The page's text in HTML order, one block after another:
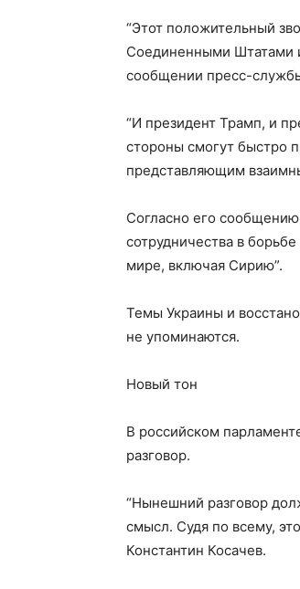
“Этот положительный
Соединенными Штатами
сообщении пресс-
“И президент Трамп, и
стороны смогут быстро
представляющим
Согласно его
сотрудничества в
мире, включая Сирию”.
Темы Украины и
не упоминаются.
Новый тон
В российском
разговор.
“Нынешний разговор
смысл. Судя по всему,
Константин Косачев.